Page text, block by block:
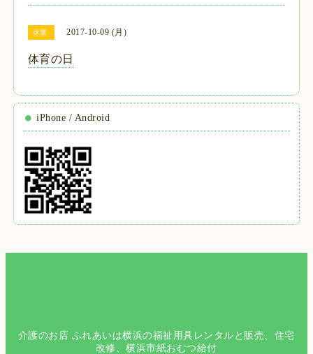
休業 2017-10-09 (月)
体育の日
iPhone / Android
介護のお店 ふれあいは横浜の福祉用具レンタルと販売、住宅
改修、横浜市紙おむつ給付